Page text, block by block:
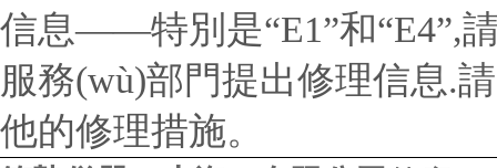
信息——特別是“E1”和“E4”,
服務(wù)部門提出修理信息.
他的修理措施。